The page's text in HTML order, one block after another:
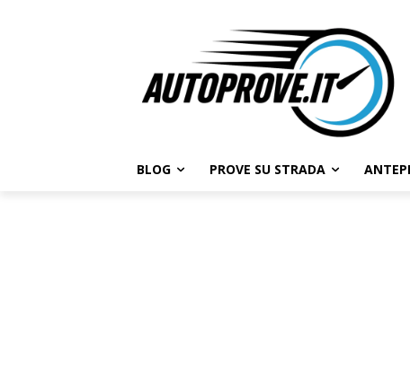
BLOG PROVE SU STRADA